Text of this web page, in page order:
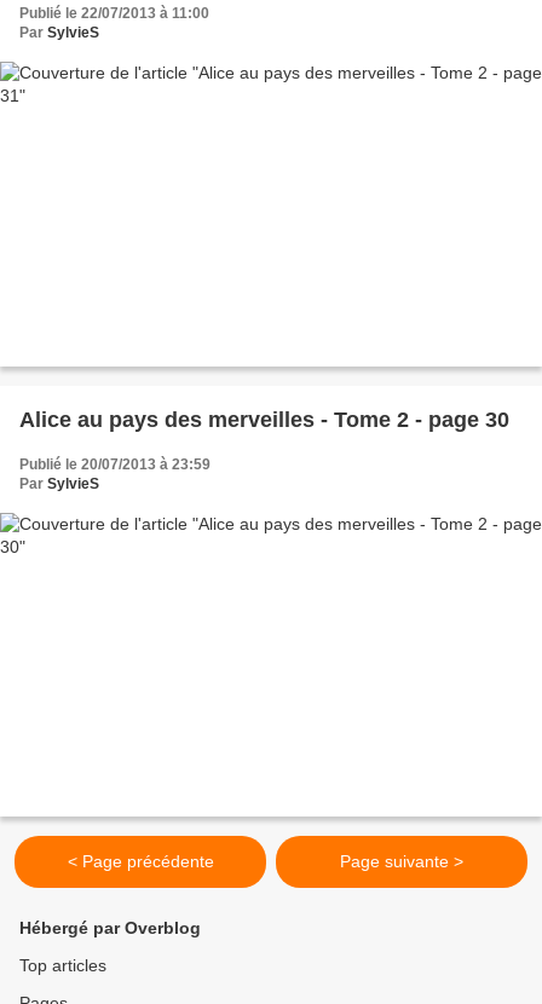
Publié le 22/07/2013 à 11:00
Par SylvieS
Alice au pays des merveilles - Tome 2 - page 30
Publié le 20/07/2013 à 23:59
Par SylvieS
< Page précédente Page suivante >
Hébergé par Overblog
Top articles